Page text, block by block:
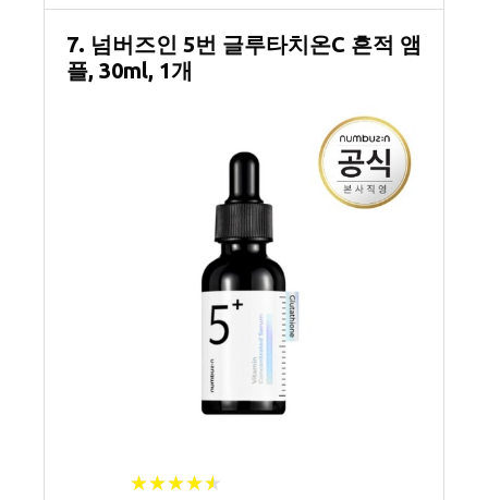
7. 넘버즈인 5번 글루타치온C 흔적 앰
플, 30ml, 1개
★★★★★
★★★★★